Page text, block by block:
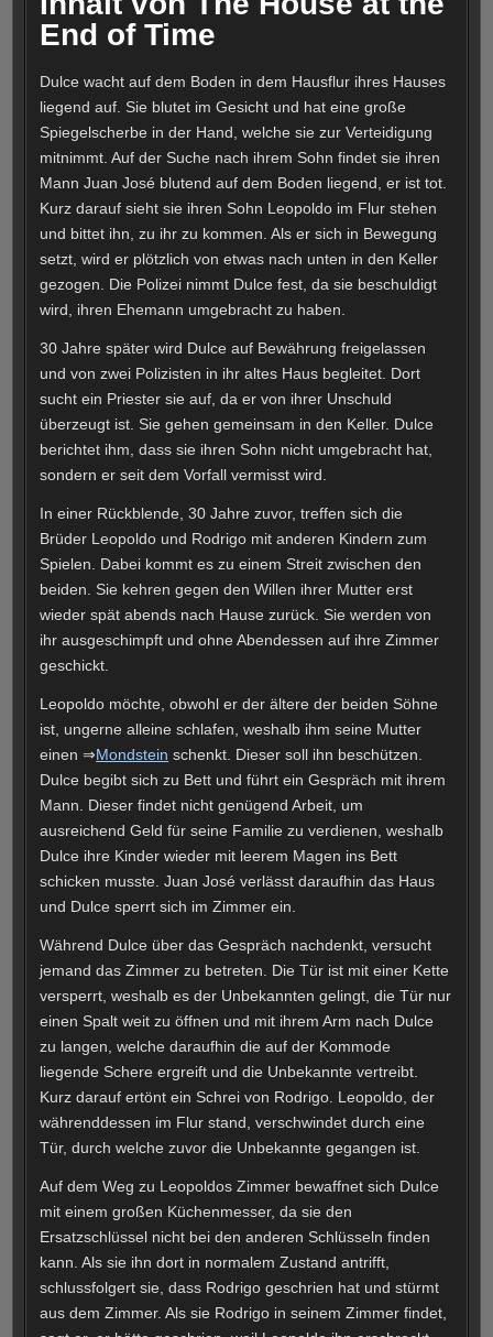
End of Time
Dulce wacht auf dem Boden in dem Hausflur ihres Hauses
liegend auf. Sie blutet im Gesicht und hat eine große
Spiegelscherbe in der Hand, welche sie zur Verteidigung
mitnimmt. Auf der Suche nach ihrem Sohn findet sie ihren
Mann Juan José blutend auf dem Boden liegend, er ist tot.
Kurz darauf sieht sie ihren Sohn Leopoldo im Flur stehen
und bittet ihn, zu ihr zu kommen. Als er sich in Bewegung
setzt, wird er plötzlich von etwas nach unten in den Keller
gezogen. Die Polizei nimmt Dulce fest, da sie beschuldigt
wird, ihren Ehemann umgebracht zu haben.
30 Jahre später wird Dulce auf Bewährung freigelassen
und von zwei Polizisten in ihr altes Haus begleitet. Dort
sucht ein Priester sie auf, da er von ihrer Unschuld
überzeugt ist. Sie gehen gemeinsam in den Keller. Dulce
berichtet ihm, dass sie ihren Sohn nicht umgebracht hat,
sondern er seit dem Vorfall vermisst wird.
In einer Rückblende, 30 Jahre zuvor, treffen sich die
Brüder Leopoldo und Rodrigo mit anderen Kindern zum
Spielen. Dabei kommt es zu einem Streit zwischen den
beiden. Sie kehren gegen den Willen ihrer Mutter erst
wieder spät abends nach Hause zurück. Sie werden von
ihr ausgeschimpft und ohne Abendessen auf ihre Zimmer
geschickt.
Leopoldo möchte, obwohl er der ältere der beiden Söhne
ist, ungerne alleine schlafen, weshalb ihm seine Mutter
einen ⇒Mondstein schenkt. Dieser soll ihn beschützen.
Dulce begibt sich zu Bett und führt ein Gespräch mit ihrem
Mann. Dieser findet nicht genügend Arbeit, um
ausreichend Geld für seine Familie zu verdienen, weshalb
Dulce ihre Kinder wieder mit leerem Magen ins Bett
schicken musste. Juan José verlässt daraufhin das Haus
und Dulce sperrt sich im Zimmer ein.
Während Dulce über das Gespräch nachdenkt, versucht
jemand das Zimmer zu betreten. Die Tür ist mit einer Kette
versperrt, weshalb es der Unbekannten gelingt, die Tür nur
einen Spalt weit zu öffnen und mit ihrem Arm nach Dulce
zu langen, welche daraufhin die auf der Kommode
liegende Schere ergreift und die Unbekannte vertreibt.
Kurz darauf ertönt ein Schrei von Rodrigo. Leopoldo, der
währenddessen im Flur stand, verschwindet durch eine
Tür, durch welche zuvor die Unbekannte gegangen ist.
Auf dem Weg zu Leopoldos Zimmer bewaffnet sich Dulce
mit einem großen Küchenmesser, da sie den
Ersatzschlüssel nicht bei den anderen Schlüsseln finden
kann. Als sie ihn dort in normalem Zustand antrifft,
schlussfolgert sie, dass Rodrigo geschrien hat und stürmt
aus dem Zimmer. Als sie Rodrigo in seinem Zimmer findet,